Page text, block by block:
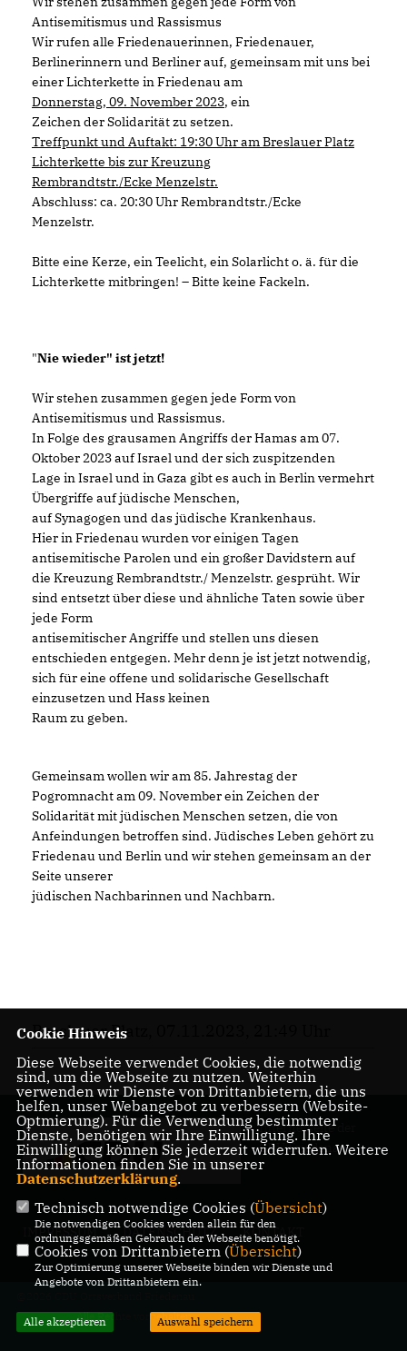
Antisemitismus und Rassismus
Wir rufen alle Friedenauerinnen, Friedenauer,
Berlinerinnern und Berliner auf, gemeinsam mit uns bei
einer Lichterkette in Friedenau am
Donnerstag, 09. November 2023, ein
Zeichen der Solidarität zu setzen.
Treffpunkt und Auftakt: 19:30 Uhr am Breslauer Platz
Lichterkette bis zur Kreuzung
Rembrandtstr./Ecke Menzelstr.
Abschluss: ca. 20:30 Uhr Rembrandtstr./Ecke
Menzelstr.
Bitte eine Kerze, ein Teelicht, ein Solarlicht o. ä. für die
Lichterkette mitbringen! – Bitte keine Fackeln.
"Nie wieder" ist jetzt!
Wir stehen zusammen gegen jede Form von
Antisemitismus und Rassismus.
In Folge des grausamen Angriffs der Hamas am 07.
Oktober 2023 auf Israel und der sich zuspitzenden
Lage in Israel und in Gaza gibt es auch in Berlin vermehrt
Übergriffe auf jüdische Menschen,
auf Synagogen und das jüdische Krankenhaus.
Hier in Friedenau wurden vor einigen Tagen
antisemitische Parolen und ein großer Davidstern auf
die Kreuzung Rembrandtstr./ Menzelstr. gesprüht. Wir
sind entsetzt über diese und ähnliche Taten sowie über
jede Form
antisemitischer Angriffe und stellen uns diesen
entschieden entgegen. Mehr denn je ist jetzt notwendig,
sich für eine offene und solidarische Gesellschaft
einzusetzen und Hass keinen
Raum zu geben.
Gemeinsam wollen wir am 85. Jahrestag der
Pogromnacht am 09. November ein Zeichen der
Solidarität mit jüdischen Menschen setzen, die von
Anfeindungen betroffen sind. Jüdisches Leben gehört zu
Friedenau und Berlin und wir stehen gemeinsam an der
Seite unserer
jüdischen Nachbarinnen und Nachbarn.
Breslauer Platz, 07.11.2023, 21:49 Uhr
Internetseite der
CDU Friedenau
IMPRESSUM DATENSCHUTZ KONTAKT
Alle Rechte vorbehalten.
Cookie Hinweis
Diese Webseite verwendet Cookies, die notwendig
sind, um die Webseite zu nutzen. Weiterhin
verwenden wir Dienste von Drittanbietern, die uns
helfen, unser Webangebot zu verbessern (Website-
Optmierung). Für die Verwendung bestimmter
Dienste, benötigen wir Ihre Einwilligung. Ihre
Einwilligung können Sie jederzeit widerrufen. Weitere
Informationen finden Sie in unserer
Datenschutzerklärung.
Technisch notwendige Cookies (Übersicht)
Die notwendigen Cookies werden allein für den
ordnungsgemäßen Gebrauch der Webseite benötigt.
Cookies von Drittanbietern (Übersicht)
Zur Optimierung unserer Webseite binden wir Dienste und
Angebote von Drittanbietern ein.
Alle akzeptieren Auswahl speichern